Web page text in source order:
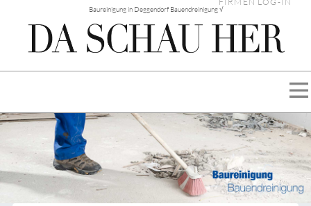
Baureinigung in Deggendorf Bauendreinigung √